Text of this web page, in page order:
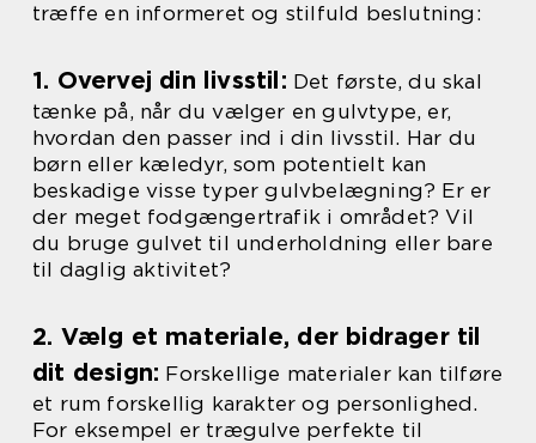
træffe en informeret og stilfuld beslutning:
1. Overvej din livsstil: Det første, du skal
tænke på, når du vælger en gulvtype, er,
hvordan den passer ind i din livsstil. Har du
børn eller kæledyr, som potentielt kan
beskadige visse typer gulvbelægning? Er er
der meget fodgængertrafik i området? Vil
du bruge gulvet til underholdning eller bare
til daglig aktivitet?
2. Vælg et materiale, der bidrager til
dit design: Forskellige materialer kan tilføre
et rum forskellig karakter og personlighed.
For eksempel er trægulve perfekte til